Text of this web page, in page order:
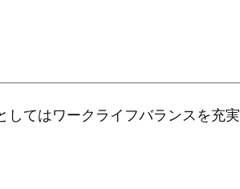
してはワークライフバランスを充実